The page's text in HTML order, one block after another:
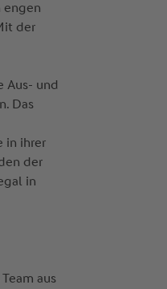
engen
der
Aus- und
Das
in ihrer
der
in
aus